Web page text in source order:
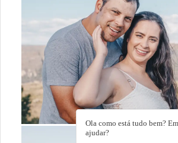
Ola como está tudo bem?
ajudar?